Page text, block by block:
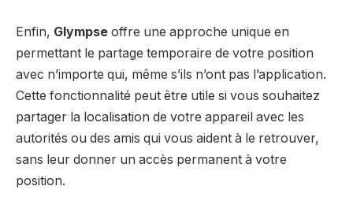
Enfin, Glympse offre une approche unique en
permettant le partage temporaire de votre position
avec n’importe qui, même s’ils n’ont pas l’application.
Cette fonctionnalité peut être utile si vous souhaitez
partager la localisation de votre appareil avec les
autorités ou des amis qui vous aident à le retrouver,
sans leur donner un accès permanent à votre
position.